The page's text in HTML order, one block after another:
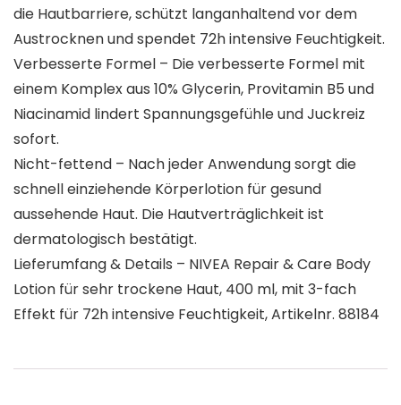
die Hautbarriere, schützt langanhaltend vor dem
Austrocknen und spendet 72h intensive Feuchtigkeit.
Verbesserte Formel – Die verbesserte Formel mit
einem Komplex aus 10% Glycerin, Provitamin B5 und
Niacinamid lindert Spannungsgefühle und Juckreiz
sofort.
Nicht-fettend – Nach jeder Anwendung sorgt die
schnell einziehende Körperlotion für gesund
aussehende Haut. Die Hautverträglichkeit ist
dermatologisch bestätigt.
Lieferumfang & Details – NIVEA Repair & Care Body
Lotion für sehr trockene Haut, 400 ml, mit 3-fach
Effekt für 72h intensive Feuchtigkeit, Artikelnr. 88184